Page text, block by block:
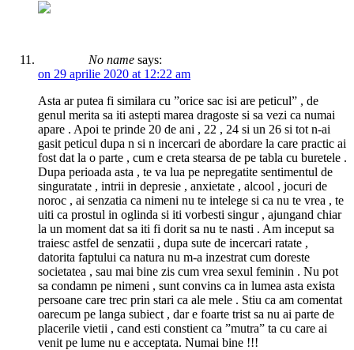
No name says:
on 29 aprilie 2020 at 12:22 am
Asta ar putea fi similara cu ”orice sac isi are peticul” , de
genul merita sa iti astepti marea dragoste si sa vezi ca numai
apare . Apoi te prinde 20 de ani , 22 , 24 si un 26 si tot n-ai
gasit peticul dupa n si n incercari de abordare la care practic ai
fost dat la o parte , cum e creta stearsa de pe tabla cu buretele .
Dupa perioada asta , te va lua pe nepregatite sentimentul de
singuratate , intrii in depresie , anxietate , alcool , jocuri de
noroc , ai senzatia ca nimeni nu te intelege si ca nu te vrea , te
uiti ca prostul in oglinda si iti vorbesti singur , ajungand chiar
la un moment dat sa iti fi dorit sa nu te nasti . Am inceput sa
traiesc astfel de senzatii , dupa sute de incercari ratate ,
datorita faptului ca natura nu m-a inzestrat cum doreste
societatea , sau mai bine zis cum vrea sexul feminin . Nu pot
sa condamn pe nimeni , sunt convins ca in lumea asta exista
persoane care trec prin stari ca ale mele . Stiu ca am comentat
oarecum pe langa subiect , dar e foarte trist sa nu ai parte de
placerile vietii , cand esti constient ca ”mutra” ta cu care ai
venit pe lume nu e acceptata. Numai bine !!!